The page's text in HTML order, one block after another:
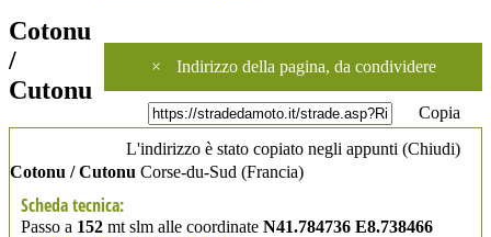
× Indirizzo della pagina, da condividere
Copia
L'indirizzo è stato copiato negli appunti (Chiudi)
Cotonu
/
Cutonu
Cotonu / Cutonu Corse-du-Sud (Francia)
Scheda tecnica:
Passo a 152 mt slm alle coordinate N41.784736 E8.738466